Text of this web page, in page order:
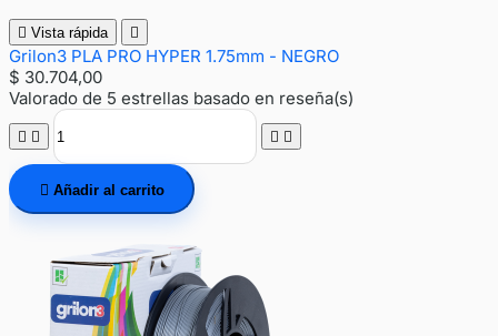
 Vista rápida 
Grilon3 PLA PRO HYPER 1.75mm - NEGRO
$ 30.704,00
Valorado de 5 estrellas basado en reseña(s)
   
 Añadir al carrito